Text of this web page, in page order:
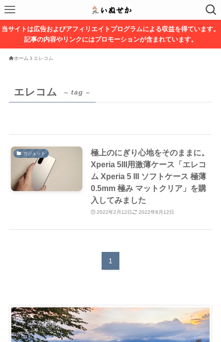
当サイトは広告およびアフィリエイトプログラムによる収益を得ています。
記事の内容やリンクにはプロモーションが含まれています。
ホーム エレコム
エレコム – tag –
ガジェット
極上のにぎり心地をそのままに。
Xperia 5III用激薄ケース「エレコ
ム Xperia 5 III ソフトケース 極薄
0.5mm 極み マットクリア」を購
入してみました
2022年2月12日 2022年8月12日
1